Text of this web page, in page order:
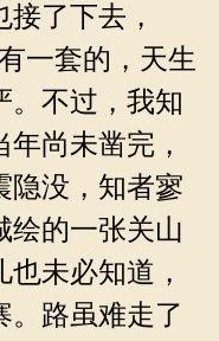
了下去，
一套的，天生
。不过，我知
尚未凿完，
隐没，知者寥
绘的一张关山
未必知道，
。路虽难走了